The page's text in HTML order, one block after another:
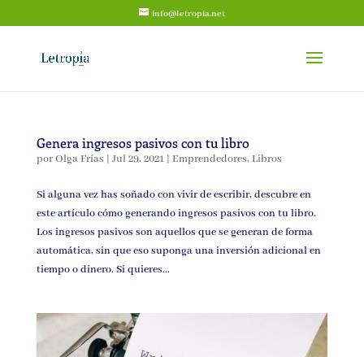
info@letropia.net
Genera ingresos pasivos con tu libro
porOlga Frías | Jul 29, 2021| Emprendedores, Libros
Si alguna vez has soñado con vivir de escribir, descubre en
este artículo cómo generando ingresos pasivos con tu libro.
Los ingresos pasivos son aquellos que se generan de forma
automática, sin que eso suponga una inversión adicional en
tiempo o dinero. Si quieres...